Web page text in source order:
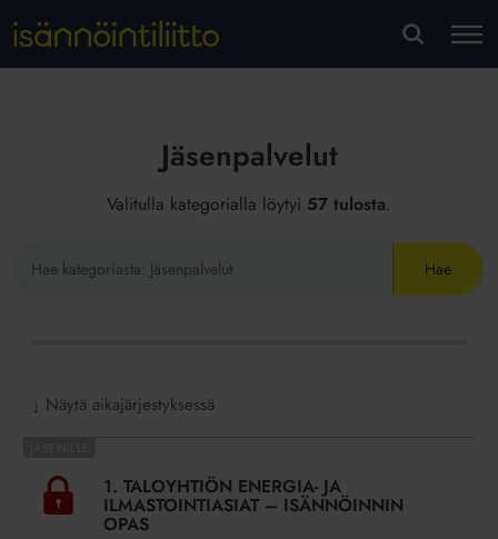
Jäsenpalvelut
Valitulla kategorialla löytyi 57 tulosta.
Hae
↓ Näytä aikajärjestyksessä
TALOYHTIÖN
ENERGIA-
1. TALOYHTIÖN ENERGIA- JA
ILMASTOINTIASIAT – ISÄNNÖINNIN
OPAS